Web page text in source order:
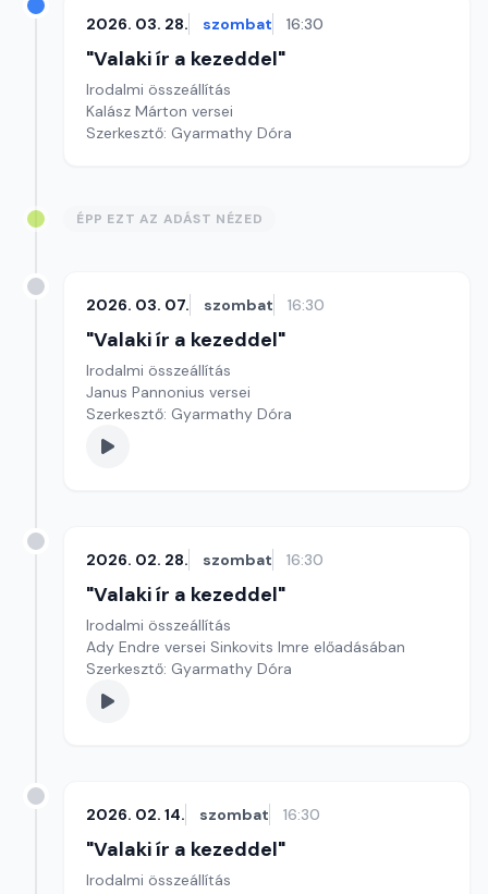
2026. 03. 28. szombat 16:30
"Valaki ír a kezeddel"
Irodalmi összeállítás
Kalász Márton versei
Szerkesztő: Gyarmathy Dóra
ÉPP EZT AZ ADÁST NÉZED
2026. 03. 07. szombat 16:30
"Valaki ír a kezeddel"
Irodalmi összeállítás
Janus Pannonius versei
Szerkesztő: Gyarmathy Dóra
2026. 02. 28. szombat 16:30
"Valaki ír a kezeddel"
Irodalmi összeállítás
Ady Endre versei Sinkovits Imre előadásában
Szerkesztő: Gyarmathy Dóra
2026. 02. 14. szombat 16:30
"Valaki ír a kezeddel"
Irodalmi összeállítás